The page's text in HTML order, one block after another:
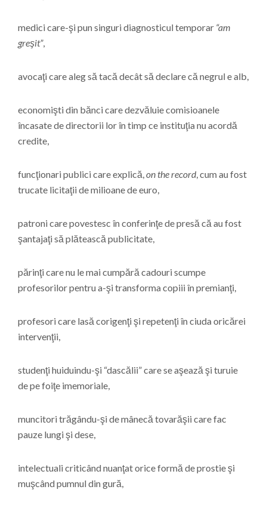
medici care-şi pun singuri diagnosticul temporar “am
greşit”,
avocaţi care aleg să tacă decât să declare că negrul e alb,
economişti din bănci care dezvăluie comisioanele
încasate de directorii lor în timp ce instituţia nu acordă
credite,
funcţionari publici care explică,on the record, cum au fost
trucate licitaţii de milioane de euro,
patroni care povestesc în conferinţe de presă că au fost
şantajaţi să plătească publicitate,
părinţi care nu le mai cumpără cadouri scumpe
profesorilor pentru a-şi transforma copiii în premianţi,
profesori care lasă corigenţi şi repetenţi în ciuda oricărei
intervenţii,
studenţi huiduindu-şi “dascălii” care se aşează şi turuie
de pe foiţe imemoriale,
muncitori trăgându-şi de mânecă tovarăşii care fac
pauze lungi şi dese,
intelectuali criticând nuanţat orice formă de prostie şi
muşcând pumnul din gură,